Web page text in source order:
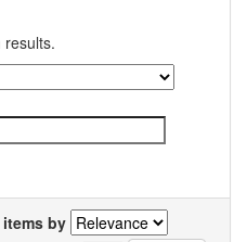
results.
by